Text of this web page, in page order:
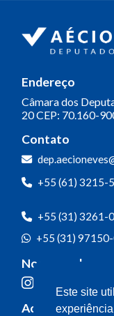
Endereço
Câmara dos
20CEP: 70.160-
Contato
+55 (61) 3215-
+55 (31) 3261-
+55 (31)
Nossas redes
Acompanhe o
Este site